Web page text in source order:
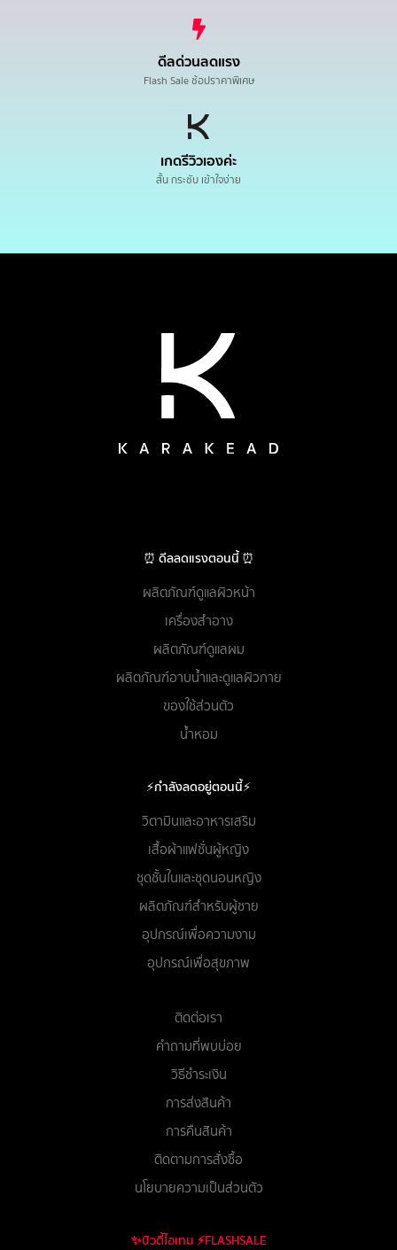
ดีลด่วนลดแรง
Flash Sale ช้อปราคาพิเศษ
เกดรีวิวเองค่ะ
สั้น กระชับ เข้าใจง่าย
⏰ ดีลลดแรงตอนนี้ ⏰
ผลิตภัณฑ์ดูแลผิวหน้า
เครื่องสำอาง
ผลิตภัณฑ์ดูแลผม
ผลิตภัณฑ์อาบน้ำและดูแลผิวกาย
ของใช้ส่วนตัว
น้ำหอม
⚡กำลังลดอยู่ตอนนี้⚡
วิตามินและอาหารเสริม
เสื้อผ้าแฟชั่นผู้หญิง
ชุดชั้นในและชุดนอนหญิง
ผลิตภัณฑ์สำหรับผู้ชาย
อุปกรณ์เพื่อความงาม
อุปกรณ์เพื่อสุขภาพ
ติดต่อเรา
คำถามที่พบบ่อย
วิธีชำระเงิน
การส่งสินค้า
การคืนสินค้า
ติดตามการสั่งซื้อ
นโยบายความเป็นส่วนตัว
✨บิวตี้ไอเทม ⚡FLASHSALE